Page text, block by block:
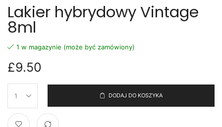
Lakier hybrydowy Vintage
8ml
1 w magazynie (może być zamówiony)
£9.50
DODAJ DO KOSZYKA